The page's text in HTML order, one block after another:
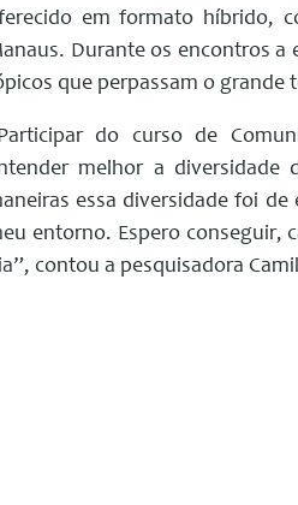
em formato híbrido,
Durante os encontros a
que perpassam o grande
do curso de
melhor a
essa diversidade foi
entorno. Espero conseguir,
contou a pesquisadora